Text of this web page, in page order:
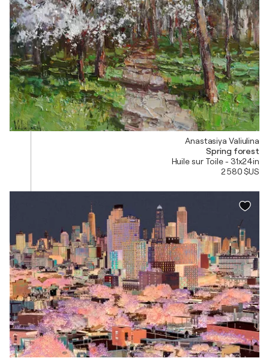
Anastasiya Valiulina
Spring forest
Huile sur Toile - 31x24in
2 580 $US